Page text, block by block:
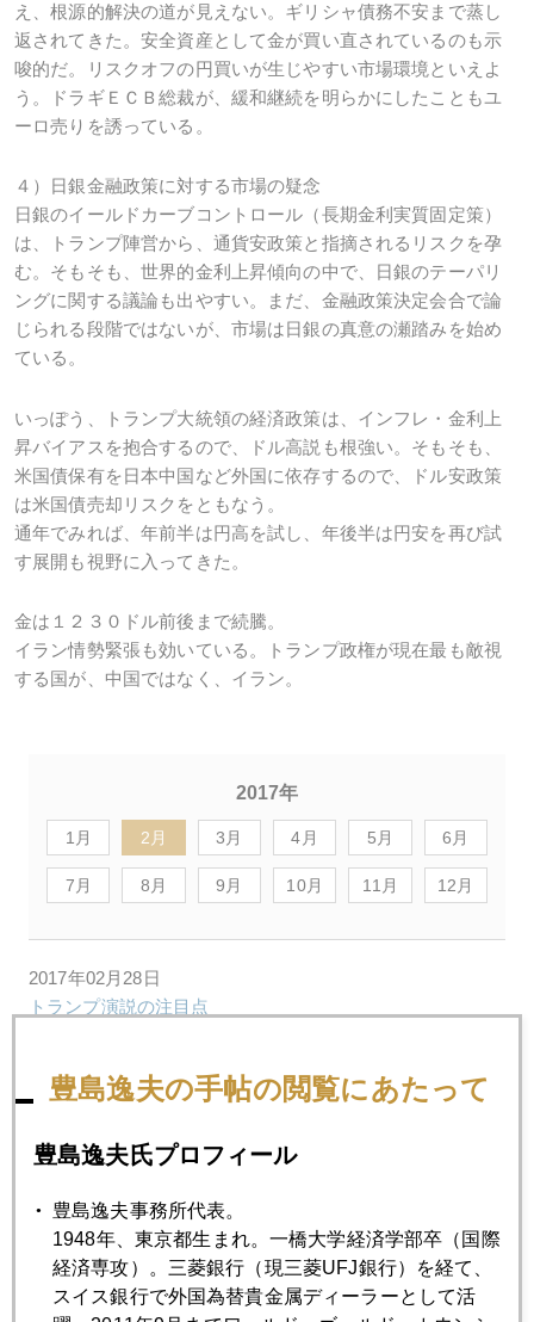
え、根源的解決の道が見えない。ギリシャ債務不安まで蒸し
返されてきた。安全資産として金が買い直されているのも示
唆的だ。リスクオフの円買いが生じやすい市場環境といえよ
う。ドラギＥＣＢ総裁が、緩和継続を明らかにしたこともユ
ーロ売りを誘っている。
４）日銀金融政策に対する市場の疑念
日銀のイールドカーブコントロール（長期金利実質固定策）
は、トランプ陣営から、通貨安政策と指摘されるリスクを孕
む。そもそも、世界的金利上昇傾向の中で、日銀のテーパリ
ングに関する議論も出やすい。まだ、金融政策決定会合で論
じられる段階ではないが、市場は日銀の真意の瀬踏みを始め
ている。
いっぽう、トランプ大統領の経済政策は、インフレ・金利上
昇バイアスを抱合するので、ドル高説も根強い。そもそも、
米国債保有を日本中国など外国に依存するので、ドル安政策
は米国債売却リスクをともなう。
通年でみれば、年前半は円高を試し、年後半は円安を再び試
す展開も視野に入ってきた。
金は１２３０ドル前後まで続騰。
イラン情勢緊張も効いている。トランプ政権が現在最も敵視
する国が、中国ではなく、イラン。
2017年
1月 2月 3月 4月 5月 6月
7月 8月 9月 10月 11月 12月
2017年02月28日
トランプ演説の注目点
2017年02月27日
2017年02月24日
米国新財務長官デビュー、ヘリマネ連想発言も
2017年02月23日
豊島逸夫の手帖の閲覧にあたって
豊島逸夫氏プロフィール
豊島逸夫事務所代表。
1948年、東京都生まれ。一橋大学経済学部卒（国際
経済専攻）。三菱銀行（現三菱UFJ銀行）を経て、
スイス銀行で外国為替貴金属ディーラーとして活